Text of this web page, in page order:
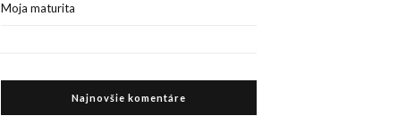
Moja maturita
Najnovšie komentáre